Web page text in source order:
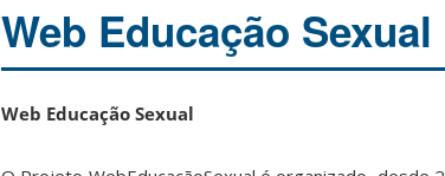
Web Educação Sexual
Web Educação Sexual